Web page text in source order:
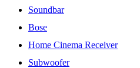
Soundbar
Bose
Home Cinema Receiver
Subwoofer